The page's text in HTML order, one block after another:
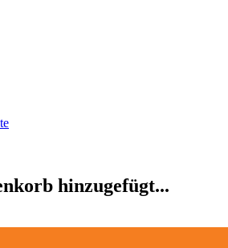
hinzugefügt...